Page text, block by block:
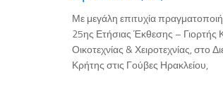
Με μεγάλη επιτυχία
25ης Ετήσιας Έκθεσης – Γιορτής
Οικοτεχνίας & Χειροτεχνίας, στο
Κρήτης στις Γούβες Ηρακλείου,